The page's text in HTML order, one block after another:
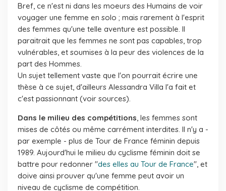
Bref, ce n'est ni dans les moeurs des Humains de voir
voyager une femme en solo ; mais rarement à l'esprit
des femmes qu'une telle aventure est possible. Il
paraitrait que les femmes ne sont pas capables, trop
vulnérables, et soumises à la peur des violences de la
part des Hommes.
Un sujet tellement vaste que l'on pourrait écrire une
thèse à ce sujet, d'ailleurs Alessandra Villa l'a fait et
c'est passionnant (voir sources).
Dans le milieu des compétitions, les femmes sont
mises de côtés ou même carrément interdites. Il n'y a -
par exemple - plus de Tour de France féminin depuis
1989. Aujourd'hui le milieu du cyclisme féminin doit se
battre pour redonner "des elles au Tour de France", et
doive ainsi prouver qu'une femme peut avoir un
niveau de cyclisme de compétition.